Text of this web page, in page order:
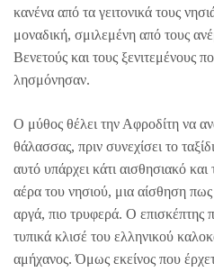
κανένα από τα γειτονικά τους
μοναδική, σμιλεμένη από τους
Βενετούς και τους ξενιτεμένους
λησμόνησαν.
Ο μύθος θέλει την Αφροδίτη να
θάλασσας, πριν συνεχίσει το
αυτό υπάρχει κάτι αισθησιακό
αέρα του νησιού, μια αίσθηση
αργά, πιο τρυφερά. Ο επισκέπτης
τυπικά κλισέ του ελληνικού
αμήχανος. Όμως εκείνος που